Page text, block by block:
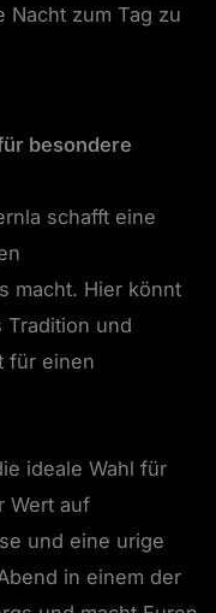
Nacht zum Tag zu
besondere
schafft eine
macht. Hier könnt
Tradition und
für einen
ideale Wahl für
Wert auf
und eine urige
in einem der